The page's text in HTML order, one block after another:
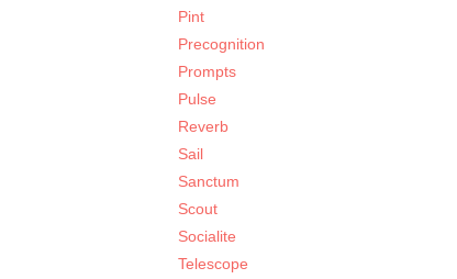
Pint
Precognition
Prompts
Pulse
Reverb
Sail
Sanctum
Scout
Socialite
Telescope